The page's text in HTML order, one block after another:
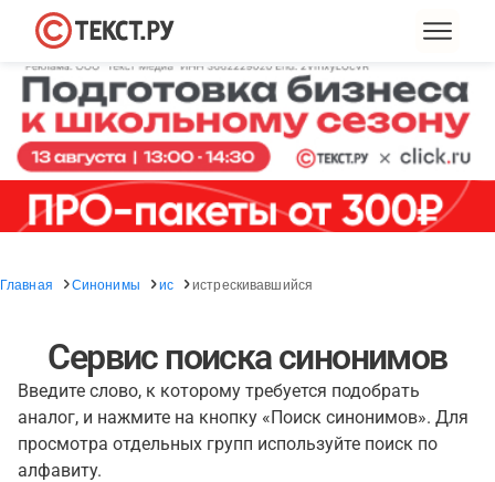
Главная Синонимы ис истрескивавшийся
Сервис поиска синонимов
Введите слово, к которому требуется подобрать
аналог, и нажмите на кнопку «Поиск синонимов». Для
просмотра отдельных групп используйте поиск по
алфавиту.